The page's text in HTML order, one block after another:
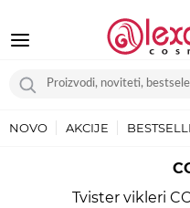
NOVO AKCIJE
Tvister vikleri